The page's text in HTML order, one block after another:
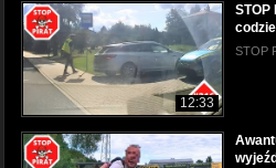
12:33
STOP
STOP